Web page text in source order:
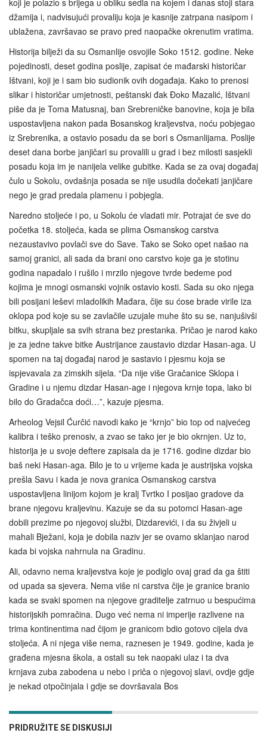
džamija i, nadvisujući provaliju koja je kasnije zatrpana nasipom i
ublažena, završavao se pravo pred naopačke okrenutim vratima.
Historija bilježi da su Osmanlije osvojile Soko 1512. godine. Neke
pojedinosti, deset godina poslije, zapisat će mađarski historičar
Ištvani, koji je i sam bio sudionik ovih događaja. Kako to prenosi
slikar i historičar umjetnosti, peštanski đak Đoko Mazalić, Ištvani
piše da je Toma Matusnaj, ban Srebreničke banovine, koja je bila
uspostavljena nakon pada Bosanskog kraljevstva, noću pobjegao
iz Srebrenika, a ostavio posadu da se bori s Osmanlijama. Poslije
deset dana borbe janjičari su provalili u grad i bez milosti sasjekli
posadu koja im je nanijela velike gubitke. Kada se za ovaj događaj
čulo u Sokolu, ovdašnja posada se nije usudila dočekati janjičare
nego je grad predala plamenu i pobjegla.
Naredno stoljeće i po, u Sokolu će vladati mir. Potrajat će sve do
početka 18. stoljeća, kada se plima Osmanskog carstva
nezaustavivo povlači sve do Save. Tako se Soko opet našao na
samoj granici, ali sada da brani ono carstvo koje ga je stotinu
godina napadalo i rušilo i mrzilo njegove tvrde bedeme pod
kojima je mnogi osmanski vojnik ostavio kosti. Sada su oko njega
bili posijani leševi mladolikih Mađara, čije su ćose brade virile iza
oklopa pod koje su se zavlačile uzujale muhe što su se, nanjušivši
bitku, skupljale sa svih strana bez prestanka. Pričao je narod kako
je za jedne takve bitke Austrijance zaustavio dizdar Hasan-aga. U
spomen na taj događaj narod je sastavio i pjesmu koja se
ispjevavala za zimskih sijela. “Da nije više Gračanice Sklopa i
Gradine i u njemu dizdar Hasan-age i njegova krnje topa, lako bi
bilo do Gradačca doći…”, kazuje pjesma.
Arheolog Vejsil Ćurčić navodi kako je “krnjo” bio top od najvećeg
kalibra i teško prenosiv, a zvao se tako jer je bio okrnjen. Uz to,
historija je u svoje deftere zapisala da je 1716. godine dizdar bio
baš neki Hasan-aga. Bilo je to u vrijeme kada je austrijska vojska
prešla Savu i kada je nova granica Osmanskog carstva
uspostavljena linijom kojom je kralj Tvrtko I posijao gradove da
brane njegovu kraljevinu. Kazuje se da su potomci Hasan-age
dobili prezime po njegovoj službi, Dizdarevići, i da su živjeli u
mahali Bježani, koja je dobila naziv jer se ovamo sklanjao narod
kada bi vojska nahrnula na Gradinu.
Ali, odavno nema kraljevstva koje je podiglo ovaj grad da ga štiti
od upada sa sjevera. Nema više ni carstva čije je granice branio
kada se svaki spomen na njegove graditelje zatrnuo u bespućima
historijskih pomračina. Dugo već nema ni imperije razlivene na
trima kontinentima nad čijom je granicom bdio gotovo cijela dva
stoljeća. A ni njega više nema, raznesen je 1949. godine, kada je
građena mjesna škola, a ostali su tek naopaki ulaz i ta dva
krnjava zuba zabodena u nebo i priča o njegovoj slavi, ovdje gdje
je nekad otpočinjala i gdje se dovršavala Bos
PRIDRUŽITE SE DISKUSIJI